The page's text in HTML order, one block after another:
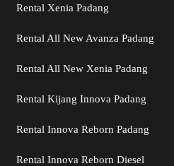
Rental Xenia Padang
Rental All New Avanza Padang
Rental All New Xenia Padang
Rental Kijang Innova Padang
Rental Innova Reborn Padang
Rental Innova Reborn Diesel